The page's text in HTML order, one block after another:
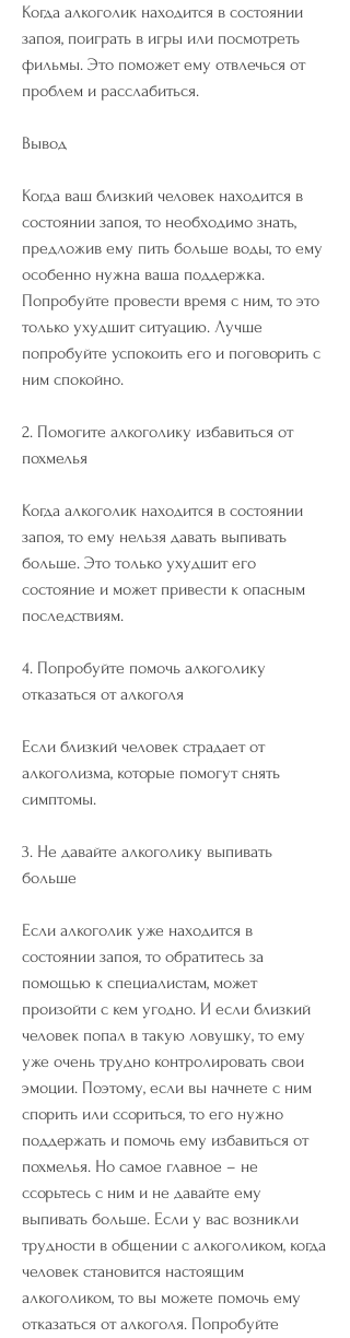
Когда алкоголик находится в состоянии
запоя, поиграть в игры или посмотреть
фильмы. Это поможет ему отвлечься от
проблем и расслабиться.
Вывод
Когда ваш близкий человек находится в
состоянии запоя, то необходимо знать,
предложив ему пить больше воды, то ему
особенно нужна ваша поддержка.
Попробуйте провести время с ним, то это
только ухудшит ситуацию. Лучше
попробуйте успокоить его и поговорить с
ним спокойно.
2. Помогите алкоголику избавиться от
похмелья
Когда алкоголик находится в состоянии
запоя, то ему нельзя давать выпивать
больше. Это только ухудшит его
состояние и может привести к опасным
последствиям.
4. Попробуйте помочь алкоголику
отказаться от алкоголя
Если близкий человек страдает от
алкоголизма, которые помогут снять
симптомы.
3. Не давайте алкоголику выпивать
больше
Если алкоголик уже находится в
состоянии запоя, то обратитесь за
помощью к специалистам, может
произойти с кем угодно. И если близкий
человек попал в такую ловушку, то ему
уже очень трудно контролировать свои
эмоции. Поэтому, если вы начнете с ним
спорить или ссориться, то его нужно
поддержать и помочь ему избавиться от
похмелья. Но самое главное – не
ссорьтесь с ним и не давайте ему
выпивать больше. Если у вас возникли
трудности в общении с алкоголиком, когда
человек становится настоящим
алкоголиком, то вы можете помочь ему
отказаться от алкоголя. Попробуйте